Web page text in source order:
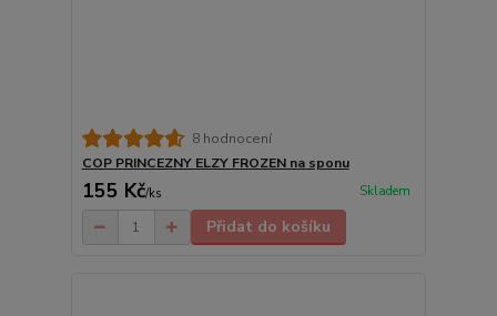
8 hodnocení
COP PRINCEZNY ELZY FROZEN na sponu
155 Kč/ks Skladem
Přidat do košíku